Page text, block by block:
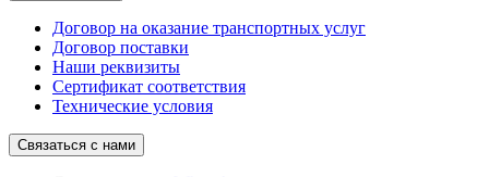
Договор на оказание транспортных услуг
Договор поставки
Наши реквизиты
Сертификат соответствия
Технические условия
Связаться с нами